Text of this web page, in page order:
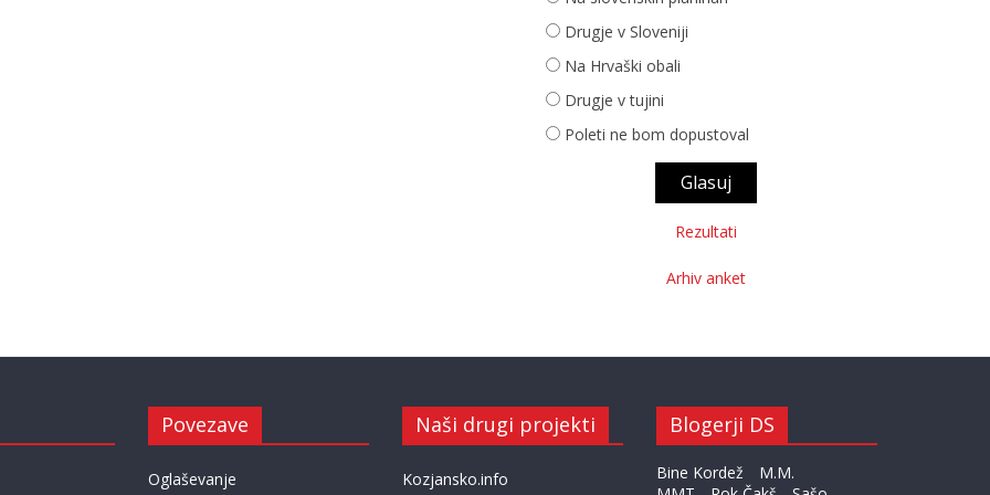
Drugje v Sloveniji
Na Hrvaški obali
Drugje v tujini
Poleti ne bom dopustoval
Rezultati
Arhiv anket
Povezave
Oglaševanje
Naši drugi projekti
Kozjansko.info
Blogerji DS
Bine Kordež
M.M.